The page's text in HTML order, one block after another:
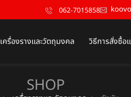
062-7015858
เครื่องรางและวัตถุมงคล วิธีการสั่งซื้อแ
SHOP